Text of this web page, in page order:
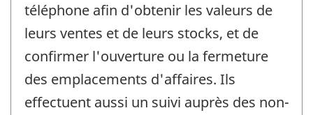
téléphone afin d'obtenir les valeurs de
leurs ventes et de leurs stocks, et de
confirmer l'ouverture ou la fermeture
des emplacements d'affaires. Ils
effectuent aussi un suivi auprès des non-